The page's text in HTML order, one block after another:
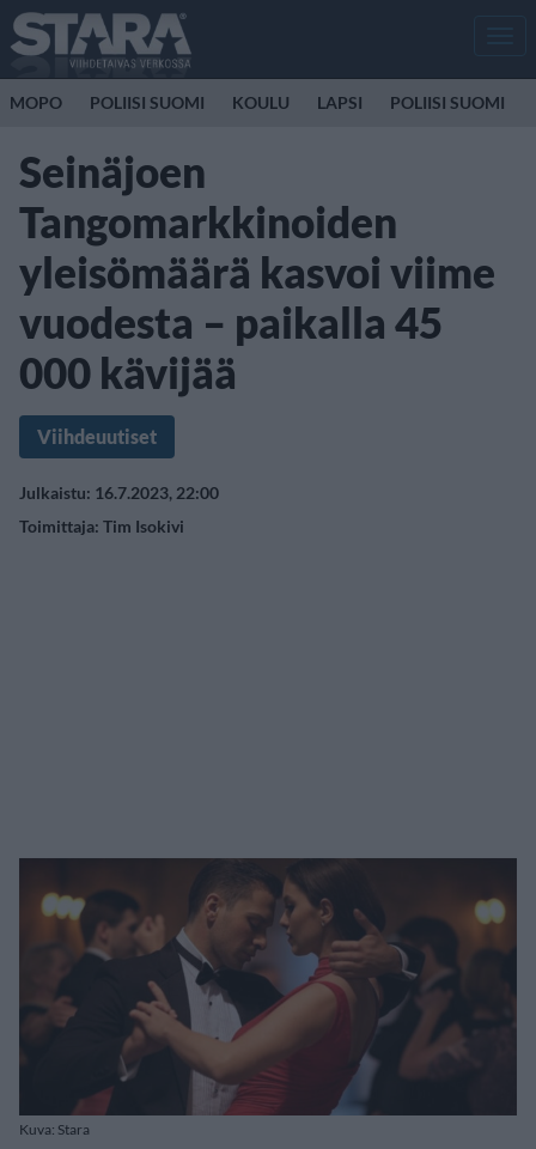
MOPO POLIISI SUOMI KOULU LAPSI POLIISI SUOMI
Seinäjoen
Tangomarkkinoiden
yleisömäärä kasvoi viime
vuodesta – paikalla 45
000 kävijää
Viihdeuutiset
Julkaistu: 16.7.2023, 22:00
Toimittaja: Tim Isokivi
Kuva: Stara